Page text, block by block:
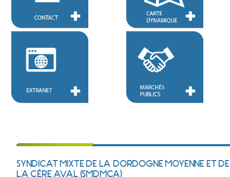
SYNDICAT MIXTE DE LA DORDOGNE MOYENNE ET DE
LA CÈRE AVAL (SMDMCA)